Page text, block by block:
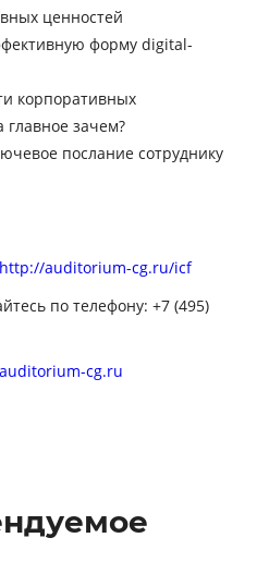
ценностей
форму digital-
корпоративных
главное зачем?
послание сотруднику
http://auditorium-cg.ru/icf
по телефону: +7 (495)
cg.ru